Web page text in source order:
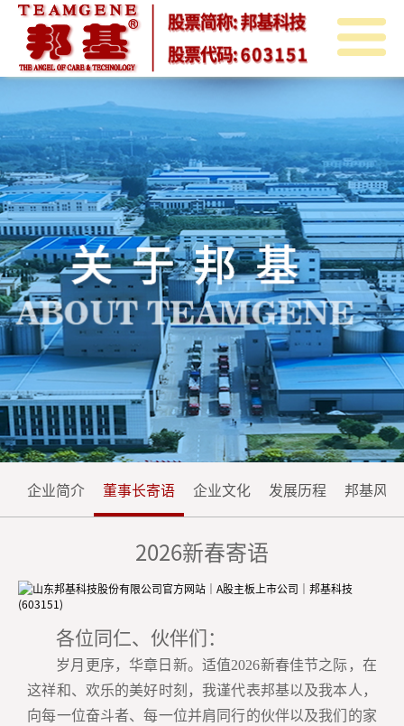
企业简介 董事长寄语 企业文化 发展历程 邦基风采
2026新春寄语
各位同仁、伙伴们：
岁月更序，华章日新。适值2026新春佳节之际，在
这祥和、欢乐的美好时刻，我谨代表邦基以及我本人，
向每一位奋斗者、每一位并肩同行的伙伴以及我们的家
于
邦
基
邦
基
新
闻
邦
基
教
育
产
品
中
心
投
资
者
关
系
人
力
资
源
联
系
我